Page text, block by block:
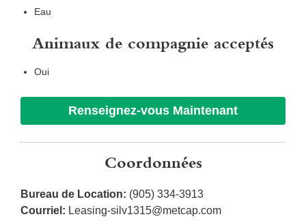
Eau
Animaux de compagnie acceptés
Oui
Renseignez-vous Maintenant
Coordonnées
Bureau de Location: (905) 334-3913
Courriel: Leasing-silv1315@metcap.com